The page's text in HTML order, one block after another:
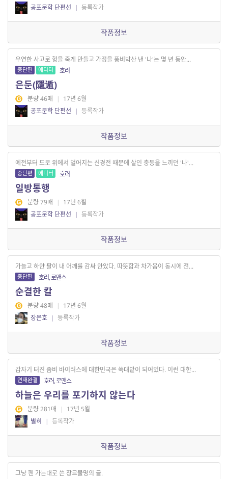
공포문학 단편선
| 등록작가
작품정보
우연한 사고로 형을 죽게 만들고 가정을 풍비박산 낸 '나'는 몇 년 동안...
중단편 에디터 호러
은둔(隱遁)
분량 46매 | 17년 6월
공포문학 단편선
| 등록작가
작품정보
예전부터 도로 위에서 벌어지는 신경전 때문에 살인 충동을 느끼던 '나'...
중단편 에디터 호러
일방통행
분량 79매 | 17년 6월
공포문학 단편선
| 등록작가
작품정보
가늘고 하얀 팔이 내 어깨를 감싸 안았다. 따뜻함과 차가움이 동시에 전...
중단편 호러, 로맨스
순결한 칼
분량 48매 | 17년 6월
장은호 | 등록작가
작품정보
갑자기 터진 좀비 바이러스에 대한민국은 쑥대밭이 되어있다. 이런 대한...
연재완결 호러, 로맨스
하늘은 우리를 포기하지 않는다
분량 281매 | 17년 5월
별히
| 등록작가
작품정보
그냥 펜 가는대로 쓴 장르불명의 글.